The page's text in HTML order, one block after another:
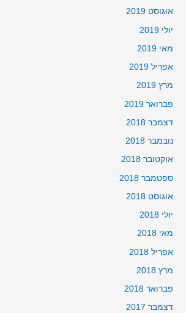
אוגוסט 2019
יולי 2019
מאי 2019
אפריל 2019
מרץ 2019
פברואר 2019
דצמבר 2018
נובמבר 2018
אוקטובר 2018
ספטמבר 2018
אוגוסט 2018
יולי 2018
מאי 2018
אפריל 2018
מרץ 2018
פברואר 2018
דצמבר 2017